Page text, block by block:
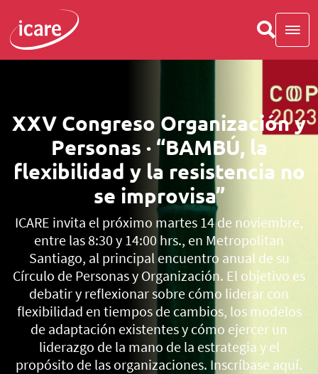
XXV Congreso Organización y
Personas · “BAMBÚ, la
flexibilidad y la resistencia no
se improvisa”
ICARE invita el próximo martes 14 de noviembre,
entre las 8:30 y 14:00 hrs., en Metropolitan
Santiago, al principal encuentro anual de su
Círculo de Personas y Organización. El objetivo es
debatir y reflexionar sobre cómo liderar con
flexibilidad en tiempos de cambios, los modelos
de adaptación existentes y cómo ejercer un
liderazgo de la mano de la estrategia y el
propósito de las organizaciones. Inscríbase aquí.